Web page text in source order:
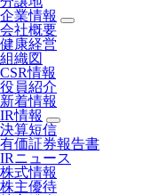
企業情報
会社概要
健康経営
組織図
CSR情報
役員紹介
新着情報
IR情報
決算短信
有価証券報告書
IRニュース
株式情報
株主優待